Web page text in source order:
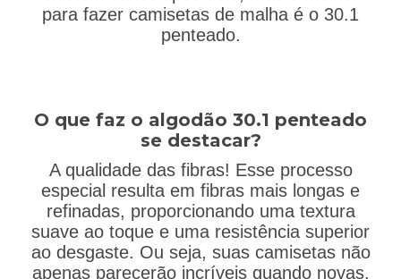
para fazer camisetas de malha é o 30.1
penteado.
O que faz o algodão 30.1 penteado
se destacar?
A qualidade das fibras! Esse processo
especial resulta em fibras mais longas e
refinadas, proporcionando uma textura
suave ao toque e uma resistência superior
ao desgaste. Ou seja, suas camisetas não
apenas parecerão incríveis quando novas,